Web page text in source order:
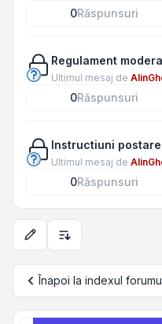
0Răspunsuri
Regulament
Ultimul mesaj de
0Răspunsuri
Instructiuni
Ultimul mesaj de
0Răspunsuri
Opțiuni de sortare și
Înapoi la indexul